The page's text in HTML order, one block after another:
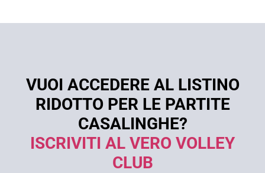
VUOI ACCEDERE AL LISTINO
RIDOTTO PER LE PARTITE
CASALINGHE?
ISCRIVITI AL VERO VOLLEY
CLUB